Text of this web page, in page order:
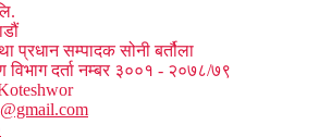
प्रधान सम्पादक सोनी बर्तौला
दर्ता नम्बर ३००१ - २०७८/७९